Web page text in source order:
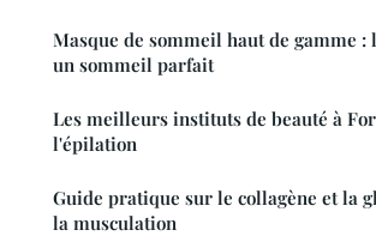
Masque de sommeil haut de gamme :
un sommeil parfait
Les meilleurs instituts de beauté à
l'épilation
Guide pratique sur le collagène et la
la musculation